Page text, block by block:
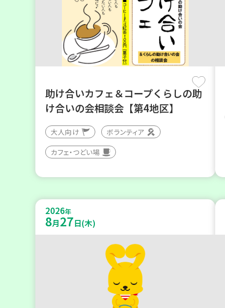
助け合いカフェ＆コープくらしの助
け合いの会相談会【第4地区】
大人向け ボランティア
カフェ・つどい場
2026年
8月27日(木)